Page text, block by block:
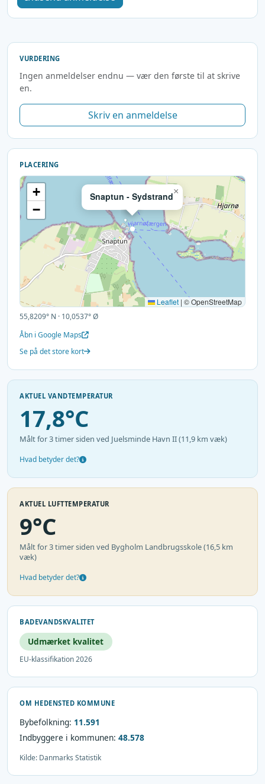
VURDERING
Ingen anmeldelser endnu — vær den første til at skrive
en.
Skriv en anmeldelse
PLACERING
Snaptun - Sydstrand×
+
−
Leaflet | © OpenStreetMap
55,8209° N · 10,0537° Ø
Åbn i Google Maps
Se på det store kort
AKTUEL VANDTEMPERATUR
17,8°C
Målt for 3 timer siden ved Juelsminde Havn II (11,9 km væk)
Hvad betyder det?
AKTUEL LUFTTEMPERATUR
9°C
Målt for 3 timer siden ved Bygholm Landbrugsskole (16,5 km
væk)
Hvad betyder det?
BADEVANDSKVALITET
Udmærket kvalitet
EU-klassifikation 2026
OM HEDENSTED KOMMUNE
Bybefolkning: 11.591
Indbyggere i kommunen: 48.578
Kilde: Danmarks Statistik